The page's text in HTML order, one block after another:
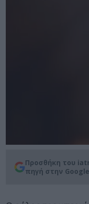
Προσθήκη του
πηγή στην Google